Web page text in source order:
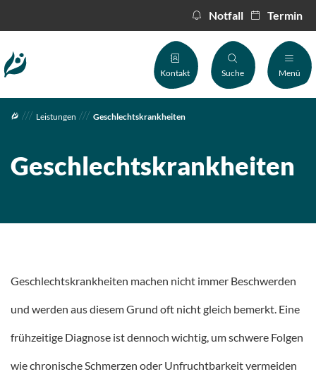
Notfall Termin
Kontakt Suche Menü
Leistungen Geschlechtskrankheiten
Geschlechtskrankheiten
Geschlechtskrankheiten machen nicht immer Beschwerden
und werden aus diesem Grund oft nicht gleich bemerkt. Eine
frühzeitige Diagnose ist dennoch wichtig, um schwere Folgen
wie chronische Schmerzen oder Unfruchtbarkeit vermeiden